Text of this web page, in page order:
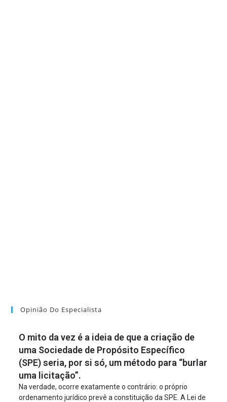
Opinião Do Especialista
O mito da vez é a ideia de que a criação de
uma Sociedade de Propósito Específico
(SPE) seria, por si só, um método para “burlar
uma licitação”.
Na verdade, ocorre exatamente o contrário: o próprio
ordenamento jurídico prevê a constituição da SPE. A Lei de